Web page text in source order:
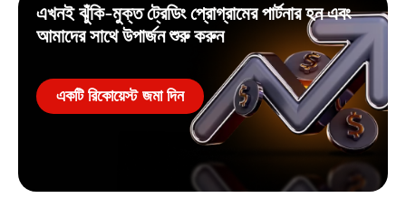
এখনই ঝুঁকি-মুক্ত ট্রেডিং প্রোগ্রামের পার্টনার হন এবং
আমাদের সাথে উপার্জন শুরু করুন
একটি রিকোয়েস্ট জমা দিন